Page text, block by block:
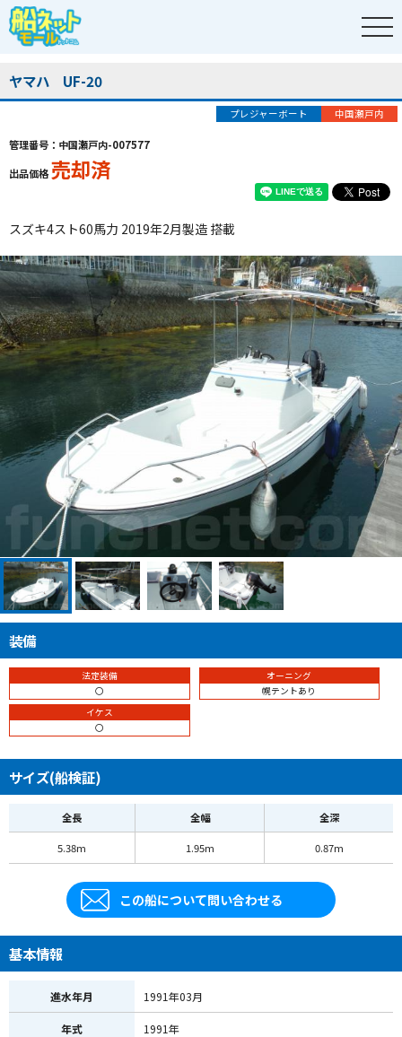
ヤマハ UF-20
プレジャーボート 中国瀬戸内
管理番号：中国瀬戸内-007577
出品価格売却済
スズキ4スト60馬力 2019年2月製造 搭載
装備
法定装備
〇
オーニング
幌テントあり
イケス
〇
サイズ(船検証)
全長 全幅 全深
5.38m 1.95m 0.87m
この船について問い合わせる
基本情報
進水年月 1991年03月
年式 1991年